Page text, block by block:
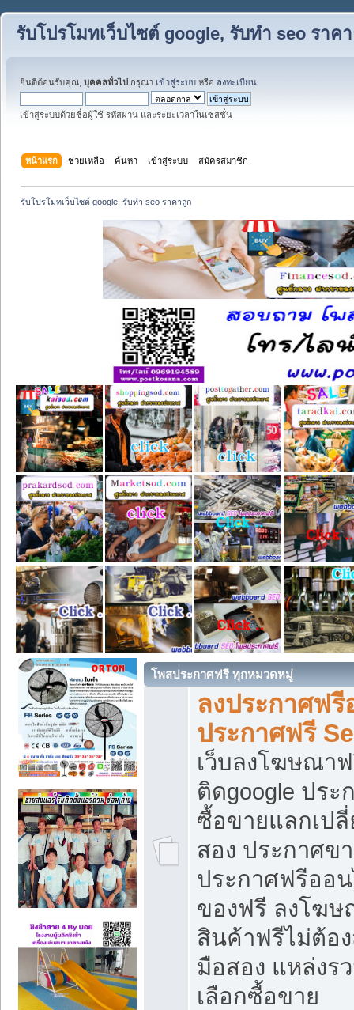
รับโปรโมทเว็บไซต์ google, รับทำ seo ราค
ยินดีต้อนรับคุณ, บุคคลทั่วไป กรุณา เข้าสู่ระบบ หรือ ลงทะเบียน
เข้าสู่ระบบด้วยชื่อผู้ใช้ รหัสผ่าน และระยะเวลาในเซสชั่น
หน้าแรก ช่วยเหลือ ค้นหา เข้าสู่ระบบ สมัครสมาชิก
รับโปรโมทเว็บไซต์ google, รับทำ seo ราคาถูก
โพสประกาศฟรี ทุกหมวดหมู่
ลงประกาศฟ
ประกาศฟรี
เว็บลงโฆษณา
ติดgoogle ปร
ซื้อขายแลกเป
สอง ประกาศข
ประกาศฟรีออ
ของฟรี ลงโฆ
สินค้าฟรีไม่ต้อ
มือสอง แหล่งร
เลือกซื้อขาย